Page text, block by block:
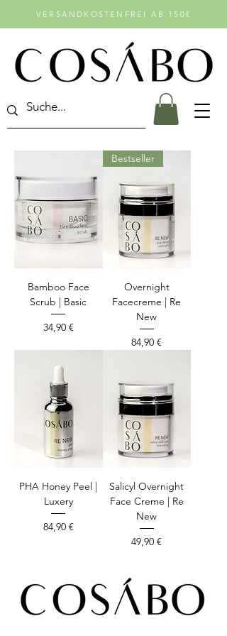
VERSANDKOSTENFREI AB 150€
Bamboo Face
Scrub | Basic
Preis
34,90 €
Bestseller
Overnight
Facecreme | Re
New
Preis
84,90 €
PHA Honey Peel |
Luxery
Preis
84,90 €
Salicyl Overnight
Face Creme | Re
New
Preis
49,90 €